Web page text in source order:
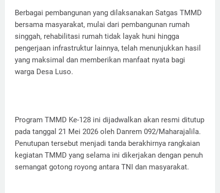
Berbagai pembangunan yang dilaksanakan Satgas TMMD
bersama masyarakat, mulai dari pembangunan rumah
singgah, rehabilitasi rumah tidak layak huni hingga
pengerjaan infrastruktur lainnya, telah menunjukkan hasil
yang maksimal dan memberikan manfaat nyata bagi
warga Desa Luso.
Program TMMD Ke-128 ini dijadwalkan akan resmi ditutup
pada tanggal 21 Mei 2026 oleh Danrem 092/Maharajalila.
Penutupan tersebut menjadi tanda berakhirnya rangkaian
kegiatan TMMD yang selama ini dikerjakan dengan penuh
semangat gotong royong antara TNI dan masyarakat.